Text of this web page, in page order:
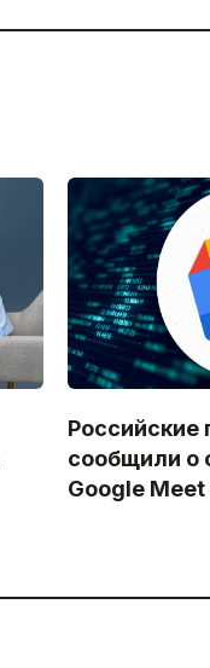
Российские
сообщили о
Google Meet